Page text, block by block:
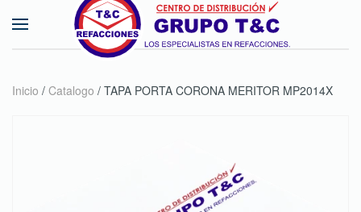
Skip to main content
Inicio / Catalogo / TAPA PORTA CORONA MERITOR MP2014X